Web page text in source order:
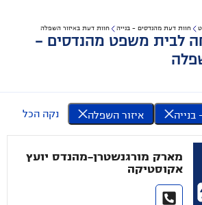
חוות דעת מהנדסים - בנייה חוות דעת באיזור השפלה
לבית משפט מהנדסים -
איזור השפלה נקה הכל
מארק מורגנשטרן-מהנדס יועץ
אקוסטיקה